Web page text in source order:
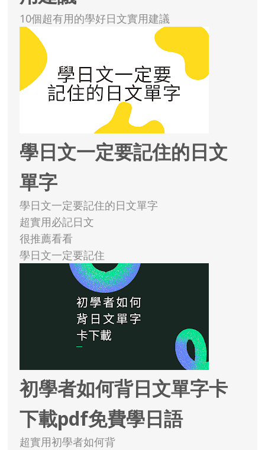
10個超有用的學好日文實用建議
學日文一定要記住的日文
單字
學日文一定要記住的日文單字
超實用必記日文
很推薦看看
學日文一定要記住
初學者如何背日文單字卡
下載pdf免費學日語
超實用初學者如何背